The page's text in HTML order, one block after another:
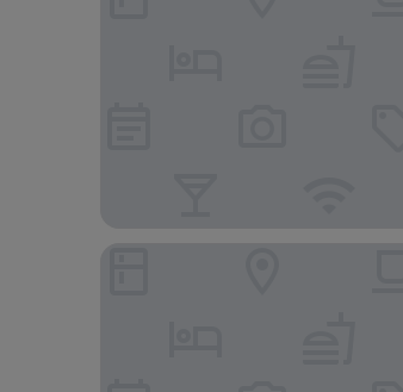
Hilton Garden Inn San Francisco/